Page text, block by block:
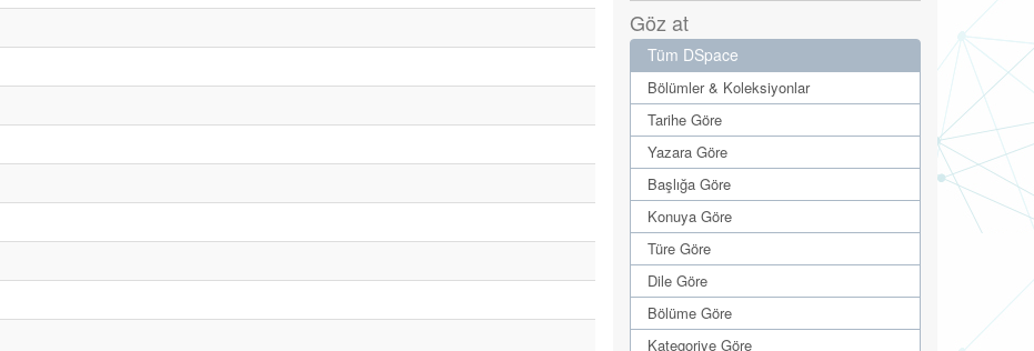
Göz at
Tüm DSpace
Bölümler & Koleksiyonlar
Tarihe Göre
Yazara Göre
Başlığa Göre
Konuya Göre
Türe Göre
Dile Göre
Bölüme Göre
Kategoriye Göre